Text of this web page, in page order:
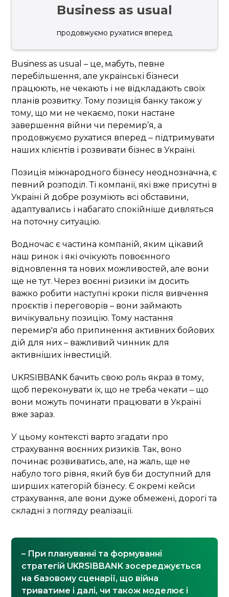
Business as usual
продовжуємо рухатися вперед
Business as usual – це, мабуть, певне
перебільшення, але українські бізнеси
працюють, не чекають і не відкладають своїх
планів розвитку. Тому позиція банку також у
тому, що ми не чекаємо, поки настане
завершення війни чи перемир’я, а
продовжуємо рухатися вперед – підтримувати
наших клієнтів і розвивати бізнес в Україні.
Позиція міжнародного бізнесу неоднозначна, є
певний розподіл. Ті компанії, які вже присутні в
Україні й добре розуміють всі обставини,
адаптувались і набагато спокійніше дивляться
на поточну ситуацію.
Водночас є частина компаній, яким цікавий
наш ринок і які очікують повоєнного
відновлення та нових можливостей, але вони
ще не тут. Через воєнні ризики їм досить
важко робити наступні кроки після вивчення
проєктів і переговорів – вони займають
вичікувальну позицію. Тому настання
перемир'я або припинення активних бойових
дій для них – важливий чинник для
активніших інвестицій.
UKRSIBBANK бачить свою роль якраз в тому,
щоб переконувати їх, що не треба чекати – що
вони можуть починати працювати в Україні
вже зараз.
У цьому контексті варто згадати про
страхування воєнних ризиків. Так, воно
починає розвиватись, але, на жаль, ще не
набуло того рівня, який був би доступний для
ширших категорій бізнесу. Є окремі кейси
страхування, але вони дуже обмежені, дорогі та
складні з погляду реалізації.
– При плануванні та формуванні
стратегій UKRSIBBANK зосереджується
на базовому сценарії, що війна
триватиме і далі, чи також моделює і